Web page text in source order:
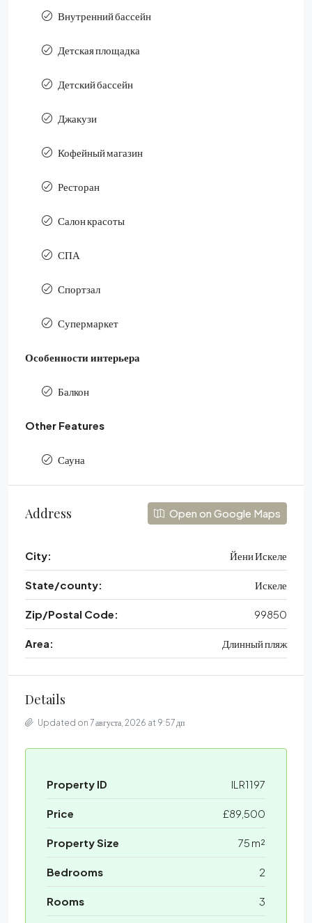
Внутренний бассейн
Детская площадка
Детский бассейн
Джакузи
Кофейный магазин
Ресторан
Салон красоты
СПА
Спортзал
Супермаркет
Особенности интерьера
Балкон
Other Features
Сауна
Address Open on Google Maps
City: Йени Искеле
State/county: Искеле
Zip/Postal Code: 99850
Area: Длинный пляж
Details
Updated on 7 августа, 2026 at 9:57 дп
Property ID ILR1197
Price £89,500
Property Size 75 m²
Bedrooms 2
Rooms 3